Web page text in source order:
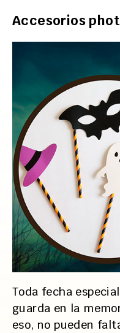
Accesorios
Toda fecha
guarda en la
eso, no pueden